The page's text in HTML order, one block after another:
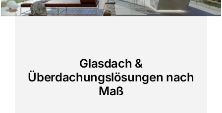
Glasdach &
Überdachungslösungen nach
Maß